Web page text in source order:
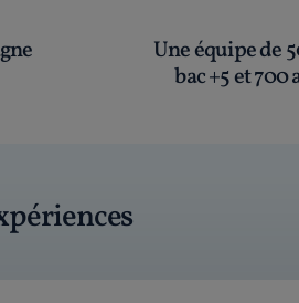
Une équipe de
bac +5 et 700